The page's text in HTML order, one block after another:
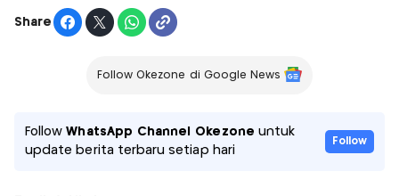
Share
Follow Okezone di Google News
FollowWhatsApp Channel Okezone untuk
update berita terbaru setiap hari
Follow